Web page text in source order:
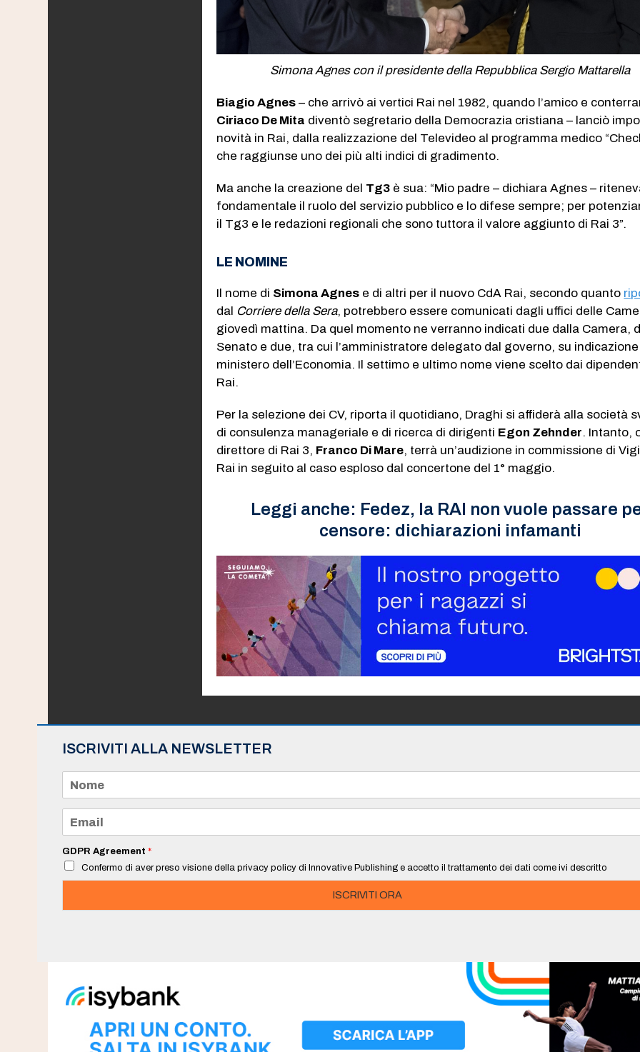
Simona Agnes con il presidente della Repubblica Sergio Mattarella
Biagio Agnes – che arrivò ai vertici Rai nel 1982, quando l’amico e
Ciriaco De Mita diventò segretario della Democrazia cristiana – lanciò
novità in Rai, dalla realizzazione del Televideo al programma medico
che raggiunse uno dei più alti indici di gradimento.
Ma anche la creazione del Tg3 è sua: “Mio padre – dichiara Agnes –
fondamentale il ruolo del servizio pubblico e lo difese sempre; per
il Tg3 e le redazioni regionali che sono tuttora il valore aggiunto di Rai 3”.
LE NOMINE
Il nome di Simona Agnes e di altri per il nuovo CdA Rai, secondo quanto
dal Corriere della Sera, potrebbero essere comunicati dagli uffici delle
giovedì mattina. Da quel momento ne verranno indicati due dalla Camera,
Senato e due, tra cui l’amministratore delegato dal governo, su indicazione
ministero dell’Economia. Il settimo e ultimo nome viene scelto dai
Rai.
Per la selezione dei CV, riporta il quotidiano, Draghi si affiderà alla società
di consulenza manageriale e di ricerca di dirigenti Egon Zehnder. Intanto,
direttore di Rai 3, Franco Di Mare, terrà un’audizione in commissione di
Rai in seguito al caso esploso dal concertone del 1° maggio.
Leggi anche: Fedez, la RAI non vuole passare
censore: dichiarazioni infamanti
ISCRIVITI ALLA NEWSLETTER
m
e
a
i
*
GDPR Agreement *
Confermo di aver preso visione della privacy policy di Innovative Publishing e accetto il trattamento dei dati come ivi descritto
ISCRIVITI ORA